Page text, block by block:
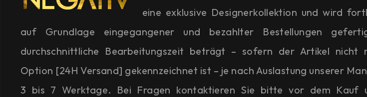
eine exklusive Designerkollektion und wird
auf Grundlage eingegangener und bezahlter Bestellungen
durchschnittliche Bearbeitungszeit beträgt – sofern der Artikel nicht
Option [24H Versand] gekennzeichnet ist – je nach Auslastung unserer
3 bis 7 Werktage. Bei Fragen kontaktieren Sie bitte vor dem Kauf